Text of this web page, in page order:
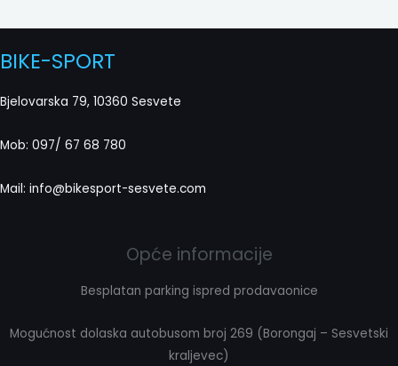
BIKE-SPORT
Bjelovarska 79, 10360 Sesvete
Mob: 097/ 67 68 780
Mail: info@bikesport-sesvete.com
Opće informacije
Besplatan parking ispred prodavaonice
Mogućnost dolaska autobusom broj 269 (Borongaj – Sesvetski
kraljevec)